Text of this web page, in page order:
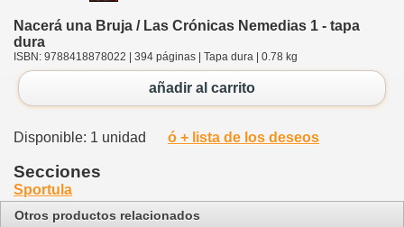
Nacerá una Bruja / Las Crónicas Nemedias 1 - tapa
dura
ISBN: 9788418878022 | 394 páginas | Tapa dura | 0.78 kg
añadir al carrito
Disponible: 1 unidad ó + lista de los deseos
Secciones
Sportula
Otros productos relacionados